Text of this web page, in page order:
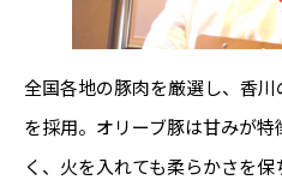
全国各地の豚肉を厳選し、香
を採用。オリーブ豚は甘みが
く、火を入れても柔らかさを